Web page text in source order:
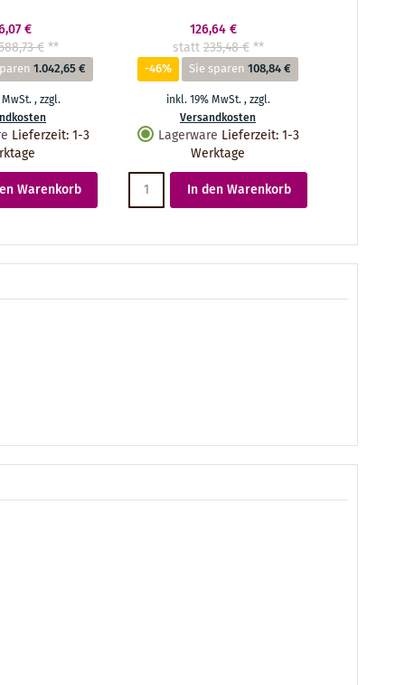
€
€ **
1.042,65 €
,zzgl.
Lieferzeit:1-3
Warenkorb
126,64 €
statt235,48 € **
-46% Sie sparen108,84 €
inkl. 19% MwSt.,zzgl.
Versandkosten
Lagerware Lieferzeit:1-3
Werktage
In den Warenkorb